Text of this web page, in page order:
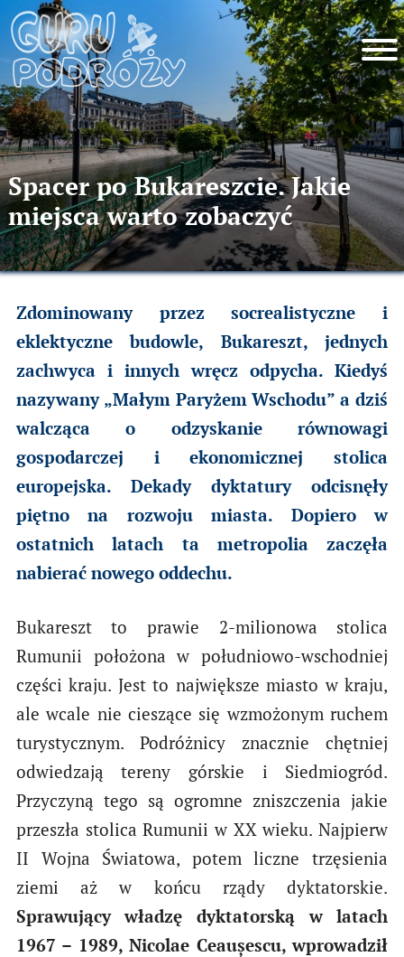
Spacer po Bukareszcie. Jakie
miejsca warto zobaczyć
Zdominowany przez socrealistyczne i
eklektyczne budowle, Bukareszt, jednych
zachwyca i innych wręcz odpycha. Kiedyś
nazywany „Małym Paryżem Wschodu” a dziś
walcząca o odzyskanie równowagi
gospodarczej i ekonomicznej stolica
europejska. Dekady dyktatury odcisnęły
piętno na rozwoju miasta. Dopiero w
ostatnich latach ta metropolia zaczęła
nabierać nowego oddechu.
Bukareszt to prawie 2-milionowa stolica
Rumunii położona w południowo-wschodniej
części kraju. Jest to największe miasto w kraju,
ale wcale nie cieszące się wzmożonym ruchem
turystycznym. Podróżnicy znacznie chętniej
odwiedzają tereny górskie i Siedmiogród.
Przyczyną tego są ogromne zniszczenia jakie
przeszła stolica Rumunii w XX wieku. Najpierw
II Wojna Światowa, potem liczne trzęsienia
ziemi aż w końcu rządy dyktatorskie.
Sprawujący władzę dyktatorską w latach
1967 – 1989, Nicolae Ceaușescu, wprowadził